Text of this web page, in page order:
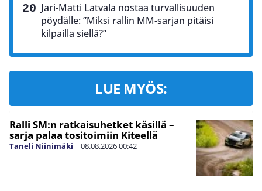
Jari-Matti Latvala nostaa turvallisuuden
pöydälle: ”Miksi rallin MM-sarjan pitäisi
kilpailla siellä?”
LUE MYÖS:
Ralli SM:n ratkaisuhetket käsillä –
sarja palaa tositoimiin Kiteellä
Taneli Niinimäki | 08.08.202600:42